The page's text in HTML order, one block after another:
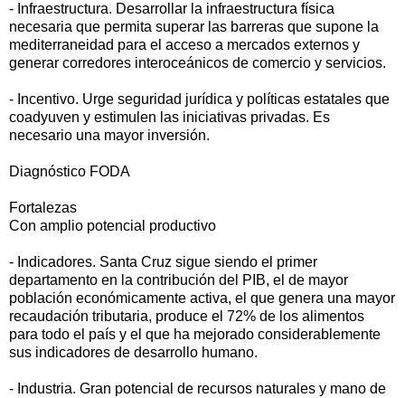
- Infraestructura. Desarrollar la infraestructura física
necesaria que permita superar las barreras que supone la
mediterraneidad para el acceso a mercados externos y
generar corredores interoceánicos de comercio y servicios.
- Incentivo. Urge seguridad jurídica y políticas estatales que
coadyuven y estimulen las iniciativas privadas. Es
necesario una mayor inversión.
Diagnóstico FODA
Fortalezas
Con amplio potencial productivo
- Indicadores. Santa Cruz sigue siendo el primer
departamento en la contribución del PIB, el de mayor
población económicamente activa, el que genera una mayor
recaudación tributaria, produce el 72% de los alimentos
para todo el país y el que ha mejorado considerablemente
sus indicadores de desarrollo humano.
- Industria. Gran potencial de recursos naturales y mano de